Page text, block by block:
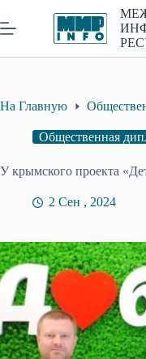
к
сути
На Главную
Общественная
У крымского проекта
2 Сен , 2024